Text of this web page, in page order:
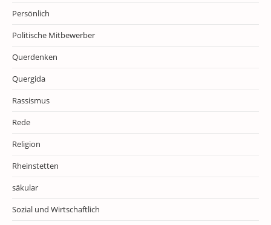
Persönlich
Politische Mitbewerber
Querdenken
Quergida
Rassismus
Rede
Religion
Rheinstetten
säkular
Sozial und Wirtschaftlich